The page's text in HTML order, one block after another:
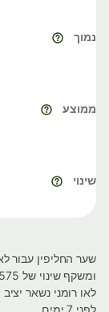
נמוך
ממוצע
שינוי
לפני 7 ימים.